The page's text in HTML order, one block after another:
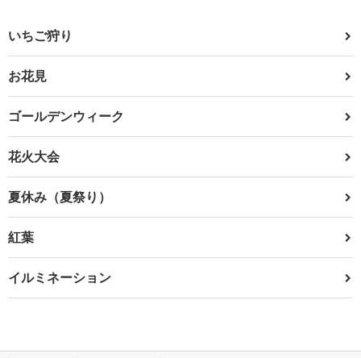
いちご狩り
お花見
ゴールデンウィーク
花火大会
夏休み（夏祭り）
紅葉
イルミネーション